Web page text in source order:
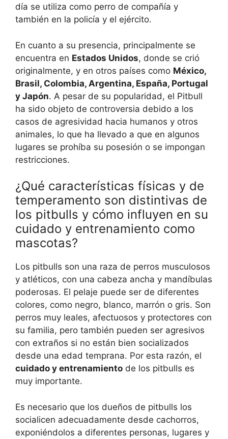
día se utiliza como perro de compañía y
también en la policía y el ejército.
En cuanto a su presencia, principalmente se
encuentra en Estados Unidos, donde se crió
originalmente, y en otros países como México,
Brasil, Colombia, Argentina, España, Portugal
y Japón. A pesar de su popularidad, el Pitbull
ha sido objeto de controversia debido a los
casos de agresividad hacia humanos y otros
animales, lo que ha llevado a que en algunos
lugares se prohíba su posesión o se impongan
restricciones.
¿Qué características físicas y de
temperamento son distintivas de
los pitbulls y cómo influyen en su
cuidado y entrenamiento como
mascotas?
Los pitbulls son una raza de perros musculosos
y atléticos, con una cabeza ancha y mandíbulas
poderosas. El pelaje puede ser de diferentes
colores, como negro, blanco, marrón o gris. Son
perros muy leales, afectuosos y protectores con
su familia, pero también pueden ser agresivos
con extraños si no están bien socializados
desde una edad temprana. Por esta razón, el
cuidado y entrenamiento de los pitbulls es
muy importante.
Es necesario que los dueños de pitbulls los
socialicen adecuadamente desde cachorros,
exponiéndolos a diferentes personas, lugares y